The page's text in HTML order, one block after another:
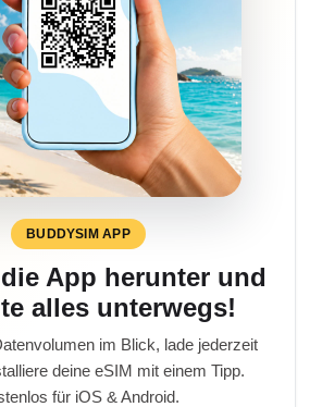
BUDDYSIM APP
App herunter und
alles unterwegs!
im Blick, lade jederzeit
deine eSIM mit einem Tipp.
für iOS & Android.